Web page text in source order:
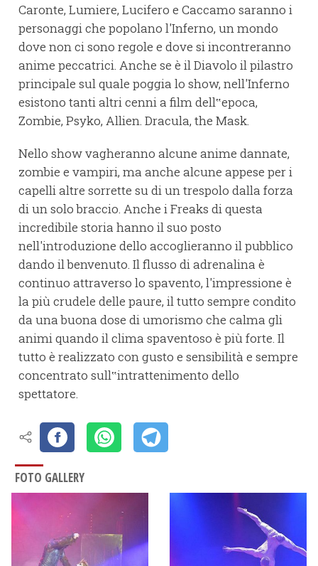
Caronte, Lumiere, Lucifero e Caccamo saranno i
personaggi che popolano l'Inferno, un mondo
dove non ci sono regole e dove si incontreranno
anime peccatrici. Anche se è il Diavolo il pilastro
principale sul quale poggia lo show, nell'Inferno
esistono tanti altri cenni a film dell‟epoca,
Zombie, Psyko, Allien. Dracula, the Mask.
Nello show vagheranno alcune anime dannate,
zombie e vampiri, ma anche alcune appese per i
capelli altre sorrette su di un trespolo dalla forza
di un solo braccio. Anche i Freaks di questa
incredibile storia hanno il suo posto
nell'introduzione dello accoglieranno il pubblico
dando il benvenuto. Il flusso di adrenalina è
continuo attraverso lo spavento, l'impressione è
la più crudele delle paure, il tutto sempre condito
da una buona dose di umorismo che calma gli
animi quando il clima spaventoso è più forte. Il
tutto è realizzato con gusto e sensibilità e sempre
concentrato sull‟intrattenimento dello
spettatore.
FOTO GALLERY